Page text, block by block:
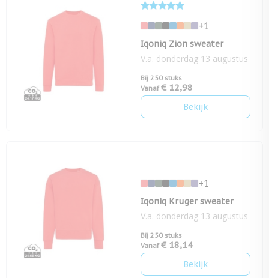
+1
Iqoniq Zion sweater
V.a. donderdag 13 augustus
Bij 250 stuks
Vanaf € 12,98
Bekijk
+1
Iqoniq Kruger sweater
V.a. donderdag 13 augustus
Bij 250 stuks
Vanaf € 18,14
Bekijk